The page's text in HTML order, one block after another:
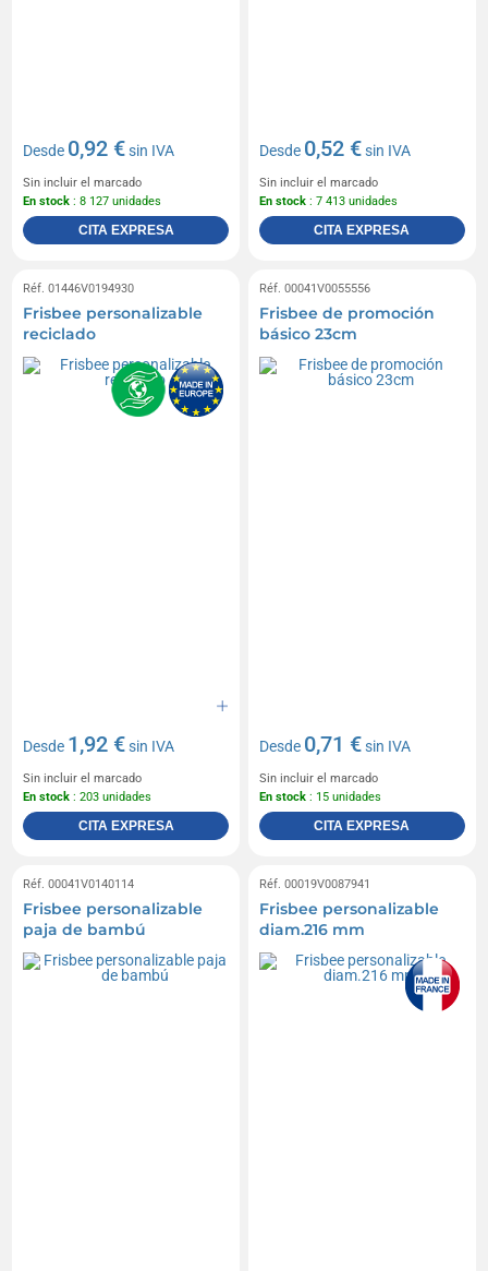
Desde 0,92 €sin IVA
Sin incluir el marcado
En stock : 8 127 unidades
CITA EXPRESA
Desde 0,52 €sin IVA
Sin incluir el marcado
En stock : 7 413 unidades
CITA EXPRESA
Réf. 01446V0194930
Frisbee personalizable
reciclado
Desde 1,92 €sin IVA
Sin incluir el marcado
En stock : 203 unidades
CITA EXPRESA
Réf. 00041V0055556
Frisbee de promoción
básico 23cm
Desde 0,71 €sin IVA
Sin incluir el marcado
En stock : 15 unidades
CITA EXPRESA
Réf. 00041V0140114
Frisbee personalizable
paja de bambú
Réf. 00019V0087941
Frisbee personalizable
diam.216 mm